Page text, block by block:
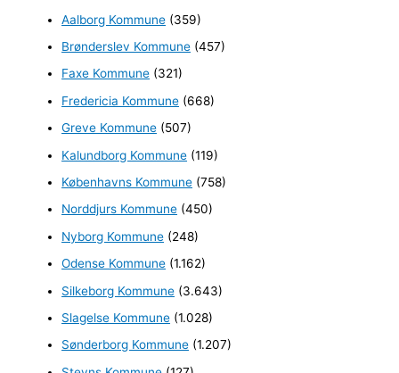
Aalborg Kommune (359)
Brønderslev Kommune (457)
Faxe Kommune (321)
Fredericia Kommune (668)
Greve Kommune (507)
Kalundborg Kommune (119)
Københavns Kommune (758)
Norddjurs Kommune (450)
Nyborg Kommune (248)
Odense Kommune (1.162)
Silkeborg Kommune (3.643)
Slagelse Kommune (1.028)
Sønderborg Kommune (1.207)